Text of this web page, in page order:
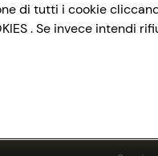
Accessibilità
di tutti i cookie
. Se invece intendi